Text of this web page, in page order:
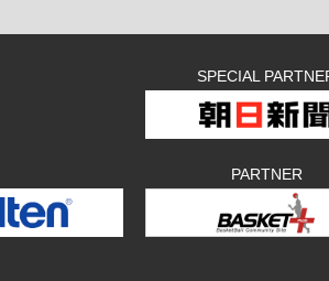
SPECIAL
PARTNER